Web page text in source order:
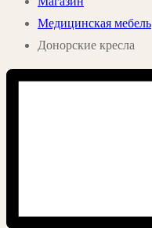
Медицинская мебель
Донорские кресла